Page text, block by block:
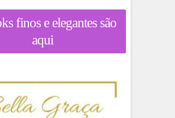
finos e elegantes são
aqui